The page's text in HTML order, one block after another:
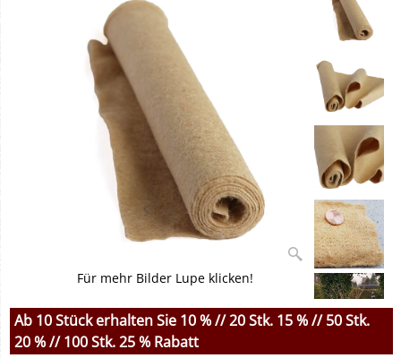
Für mehr Bilder Lupe klicken!
Ab 10 Stück erhalten Sie 10 % // 20 Stk. 15 % // 50 Stk.
20 % // 100 Stk. 25 % Rabatt